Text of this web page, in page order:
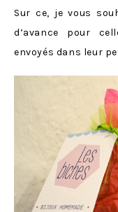
Sur ce, je vous
d’avance pour
envoyés dans leur